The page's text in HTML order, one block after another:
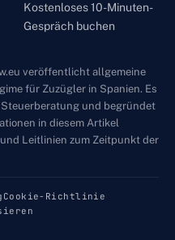
Kostenloses 10-Minuten-
Gespräch buchen
veröffentlicht allgemeine
für Zuzügler in Spanien. Es
und begründet
in diesem Artikel
Leitlinien zum Zeitpunkt der
Cookie-Richtlinie